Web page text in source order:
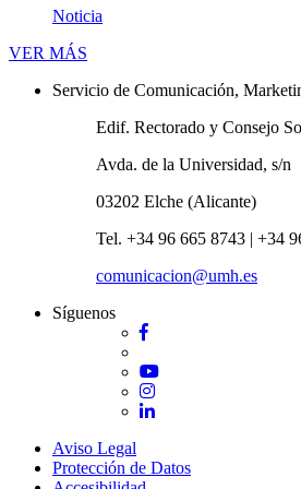
Noticia
VER MÁS
Servicio de Comunicación,
Edif. Rectorado y Consejo
Avda. de la Universidad, s/n
03202 Elche (Alicante)
Tel. +34 96 665 8743 | +34
comunicacion@umh.es
Síguenos
Facebook
YouTube
Instagram
LinkedIn
Aviso Legal
Protección de Datos